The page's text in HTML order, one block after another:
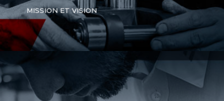
MISSION ET VISION